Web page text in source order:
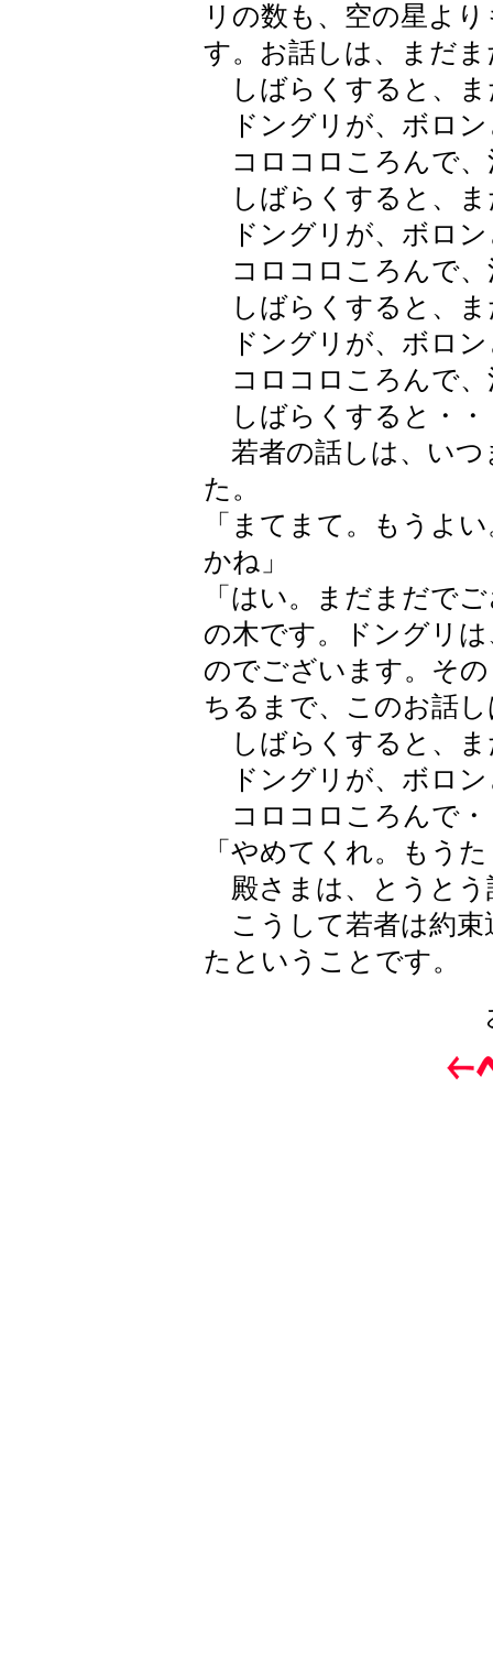
リの数も、空の星よ
す。お話しは、まだ
しばらくすると、ま
ドングリが、ボロン
コロコロころんで、
しばらくすると、ま
ドングリが、ボロン
コロコロころんで、
しばらくすると、ま
ドングリが、ボロン
コロコロころんで、
しばらくすると・・
若者の話しは、いつ
た。
「まてまて。もうよ
かね」
「はい。まだまだで
の木です。ドングリ
のでございます。そ
ちるまで、このお話
しばらくすると、ま
ドングリが、ボロン
コロコロころんで・
「やめてくれ。もう
殿さまは、とうとう
こうして若者は約束
たということです。